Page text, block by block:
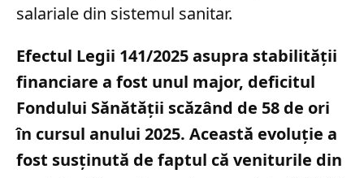
salariale din sistemul sanitar.
Efectul Legii 141/2025 asupra stabilității
financiare a fost unul major, deficitul
Fondului Sănătății scăzând de 58 de ori
în cursul anului 2025. Această evoluție a
fost susținută de faptul că veniturile din